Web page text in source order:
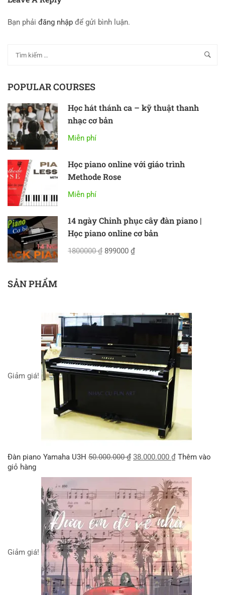
Bạn phải đăng nhập để gửi bình luận.
POPULAR COURSES
Học hát thánh ca – kỹ thuật thanh
nhạc cơ bản
Miễn phí
Học piano online với giáo trình
Methode Rose
Miễn phí
14 ngày Chinh phục cây đàn piano |
Học piano online cơ bản
1800000 ₫ 899000 ₫
SẢN PHẨM
Giảm giá!
Đàn piano Yamaha U3H 50.000.000₫ 38.000.000 ₫ Thêm vào
giỏ hàng
Giảm giá!